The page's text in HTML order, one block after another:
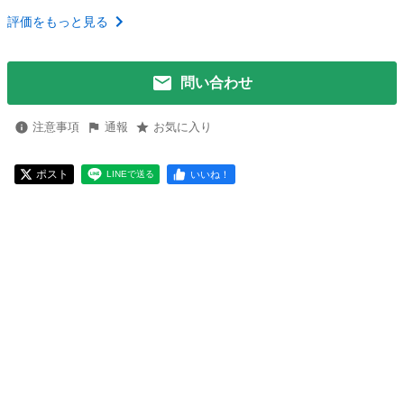
評価をもっと見る
問い合わせ
注意事項 通報 お気に入り
ポスト LINEで送る いいね！